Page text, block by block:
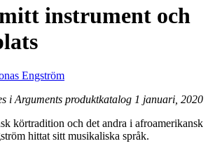
instrument och
i Arguments produktkatalog 1 januari, 2020
körtradition och det andra i afroamerikansk
hittat sitt musikaliska språk.